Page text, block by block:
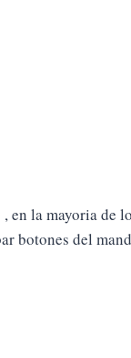
la mayoria de
botones del